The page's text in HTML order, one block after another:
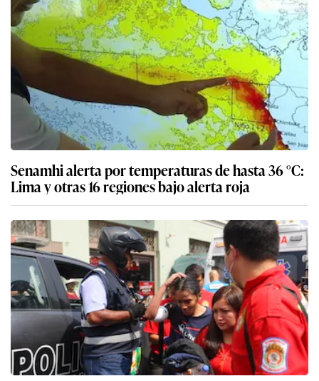
Senamhi alerta por temperaturas de hasta 36 °C:
Lima y otras 16 regiones bajo alerta roja